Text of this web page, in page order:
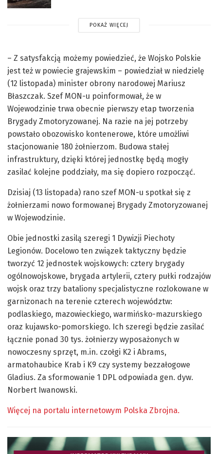
POKAŻ WIĘCEJ
– Z satysfakcją możemy powiedzieć, że Wojsko Polskie
jest też w powiecie grajewskim – powiedział w niedzielę
(12 listopada) minister obrony narodowej Mariusz
Błaszczak. Szef MON-u poinformował, że w
Wojewodzinie trwa obecnie pierwszy etap tworzenia
Brygady Zmotoryzowanej. Na razie na jej potrzeby
powstało obozowisko kontenerowe, które umożliwi
stacjonowanie 180 żołnierzom. Budowa stałej
infrastruktury, dzięki której jednostkę będą mogły
zasilać kolejne poddziały, ma się dopiero rozpocząć.
Dzisiaj (13 listopada) rano szef MON-u spotkał się z
żołnierzami nowo formowanej Brygady Zmotoryzowanej
w Wojewodzinie.
Obie jednostki zasilą szeregi 1 Dywizji Piechoty
Legionów. Docelowo ten związek taktyczny będzie
tworzyć 12 jednostek wojskowych: cztery brygady
ogólnowojskowe, brygada artylerii, cztery pułki rodzajów
wojsk oraz trzy bataliony specjalistyczne rozlokowane w
garnizonach na terenie czterech województw:
podlaskiego, mazowieckiego, warmińsko-mazurskiego
oraz kujawsko-pomorskiego. Ich szeregi będzie zasilać
łącznie ponad 30 tys. żołnierzy wyposażonych w
nowoczesny sprzęt, m.in. czołgi K2 i Abrams,
armatohaubice Krab i K9 czy systemy bezzałogowe
Gladius. Za sformowanie 1 DPL odpowiada gen. dyw.
Norbert Iwanowski.
Więcej na portalu internetowym Polska Zbrojna.